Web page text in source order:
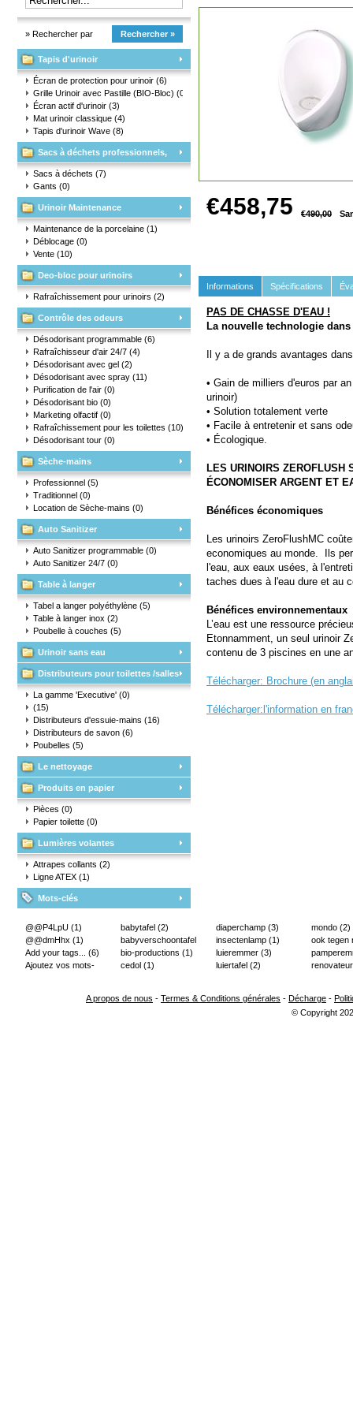
» Rechercher par
marque
Rechercher »
Tapis d'urinoir
Écran de protection pour urinoir (6)
Grille Urinoir avec Pastille (BIO-Bloc) (0)
Écran actif d'urinoir (3)
Mat urinoir classique (4)
Tapis d'urinoir Wave (8)
Sacs à déchets professionnels,
matériaux d'emballage et gants
Sacs à déchets (7)
Gants (0)
Urinoir Maintenance
Maintenance de la porcelaine (1)
Déblocage (0)
Vente (10)
Deo-bloc pour urinoirs
Rafraîchissement pour urinoirs (2)
Contrôle des odeurs
Désodorisant programmable (6)
Rafraîchisseur d'air 24/7 (4)
Désodorisant avec gel (2)
Désodorisant avec spray (11)
Purification de l'air (0)
Désodorisant bio (0)
Marketing olfactif (0)
Rafraîchissement pour les toilettes (10)
Désodorisant tour (0)
Sèche-mains
Professionnel (5)
Traditionnel (0)
Location de Sèche-mains (0)
Auto Sanitizer
Auto Sanitizer programmable (0)
Auto Sanitizer 24/7 (0)
Table à langer
Tabel a langer polyéthylène (5)
Table à langer inox (2)
Poubelle à couches (5)
Urinoir sans eau
Distributeurs pour toilettes /salles
d'eauLa gamme 'Executive' (0)
(15)
Distributeurs d'essuie-mains (16)
Distributeurs de savon (6)
Poubelles (5)
Le nettoyage
Produits en papier
Pièces (0)
Papier toilette (0)
Lumières volantes
Attrapes collants (2)
Ligne ATEX (1)
Mots-clés
€458,75 €490,00
Informations Spécifications
PAS DE CHASSE D'EAU !
La nouvelle technologie
Il y a de grands avantages
• Gain de milliers d'euros par
urinoir)
• Solution totalement verte
• Facile à entretenir et sans
• Écologique.
LES URINOIRS ZEROFLUSH
ÉCONOMISER ARGENT ET
Bénéfices économiques
Les urinoirs ZeroFlushMC
economiques au monde. Ils
l'eau, aux eaux usées, à
taches dues à l'eau dure et au
Bénéfices environnementaux
L’eau est une ressource
Etonnamment, un seul urinoir
contenu de 3 piscines en une
Télécharger: Brochure (en
Télécharger: l'information en
@@P4LpU (1)
@@dmHhx (1)
Add your tags... (6)
Ajoutez vos mots-
babytafel (2)
babyverschoontafel
(2)
bio-productions (1)
cedol (1)
diaperchamp (3)
insectenlamp (1)
luieremmer (3)
luiertafel (2)
mondo (2)
ook tegen
A propos de nous - Termes & Conditions générales - Décharge -
© Copyright